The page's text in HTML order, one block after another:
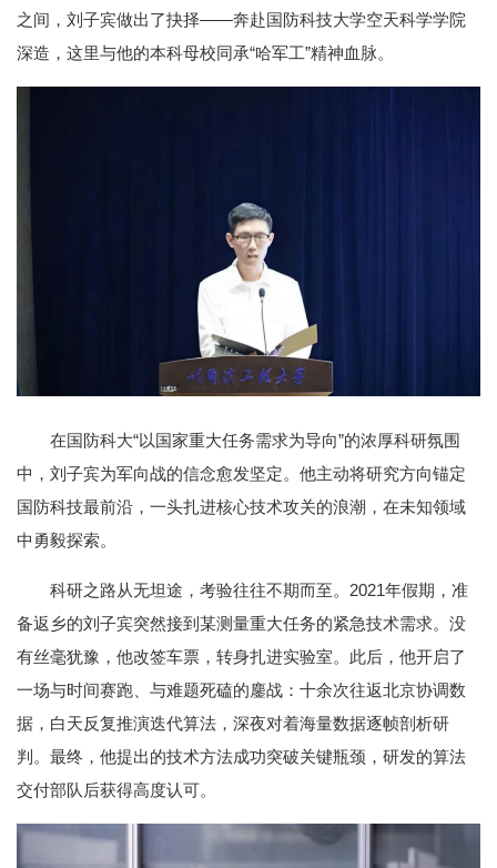
之间，刘子宾做出了抉择——奔赴国防科技大学空天科学学院
深造，这里与他的本科母校同承“哈军工”精神血脉。
在国防科大“以国家重大任务需求为导向”的浓厚科研氛围
中，刘子宾为军向战的信念愈发坚定。他主动将研究方向锚定
国防科技最前沿，一头扎进核心技术攻关的浪潮，在未知领域
中勇毅探索。
科研之路从无坦途，考验往往不期而至。2021年假期，准
备返乡的刘子宾突然接到某测量重大任务的紧急技术需求。没
有丝毫犹豫，他改签车票，转身扎进实验室。此后，他开启了
一场与时间赛跑、与难题死磕的鏖战：十余次往返北京协调数
据，白天反复推演迭代算法，深夜对着海量数据逐帧剖析研
判。最终，他提出的技术方法成功突破关键瓶颈，研发的算法
交付部队后获得高度认可。